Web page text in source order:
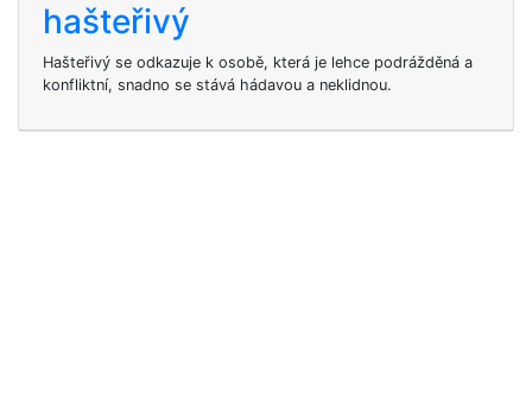
hašteřivý
Hašteřivý se odkazuje k osobě, která je lehce podrážděná a
konfliktní, snadno se stává hádavou a neklidnou.